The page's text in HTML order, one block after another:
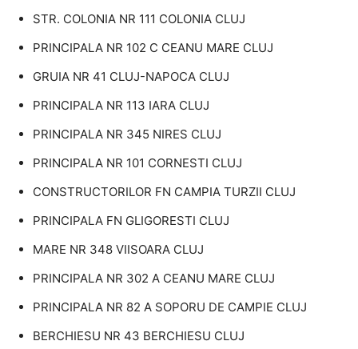
STR. COLONIA NR 111 COLONIA CLUJ
PRINCIPALA NR 102 C CEANU MARE CLUJ
GRUIA NR 41 CLUJ-NAPOCA CLUJ
PRINCIPALA NR 113 IARA CLUJ
PRINCIPALA NR 345 NIRES CLUJ
PRINCIPALA NR 101 CORNESTI CLUJ
CONSTRUCTORILOR FN CAMPIA TURZII CLUJ
PRINCIPALA FN GLIGORESTI CLUJ
MARE NR 348 VIISOARA CLUJ
PRINCIPALA NR 302 A CEANU MARE CLUJ
PRINCIPALA NR 82 A SOPORU DE CAMPIE CLUJ
BERCHIESU NR 43 BERCHIESU CLUJ